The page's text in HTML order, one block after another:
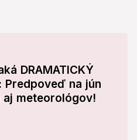
DRAMATICKÝ
Predpoveď na jún
aj meteorológov!